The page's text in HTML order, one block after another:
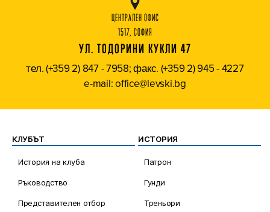
ЦЕНТРАЛЕН ОФИС
1517, СОФИЯ
УЛ. ТОДОРИНИ КУКЛИ 47
тел. (+359 2) 847 - 7958; факс. (+359 2) 945 - 4227
e-mail: office@levski.bg
КЛУБЪТ
История на клуба
Ръководство
Представителен отбор
ИСТОРИЯ
Патрон
Гунди
Треньори